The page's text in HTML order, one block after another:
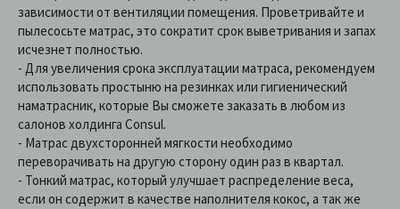
зависимости от вентиляции помещения. Проветривайте и
пылесосьте матрас, это сократит срок выветривания и запах
исчезнет полностью.
- Для увеличения срока эксплуатации матраса, рекомендуем
использовать простыню на резинках или гигиенический
наматрасник, которые Вы сможете заказать в любом из
салонов холдинга Consul.
- Матрас двухсторонней мягкости необходимо
переворачивать на другую сторону один раз в квартал.
- Тонкий матрас, который улучшает распределение веса,
если он содержит в качестве наполнителя кокос, а так же